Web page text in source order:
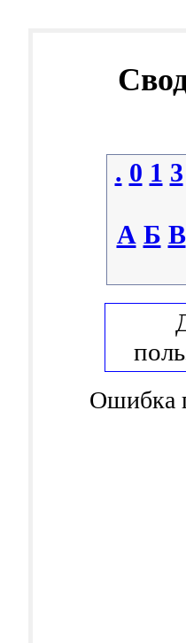
. 0 1 3
А Б В
Ошибка